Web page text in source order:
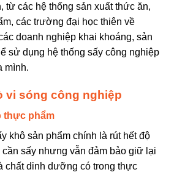
từ các hệ thống sản xuất thức ăn,
các trường đại học thiên về
doanh nghiệp khai khoáng, sản
sử dụng hệ thống sấy công nghiệp
mình.
vi sóng công nghiệp
thực phẩm
khô sản phẩm chính là rút hết độ
sấy nhưng vẫn đảm bảo giữ lại
chất dinh dưỡng có trong thực